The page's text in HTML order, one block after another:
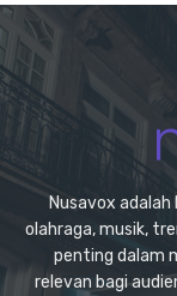
Nusavox
olahraga, musik,
penting dalam
relevan bagi